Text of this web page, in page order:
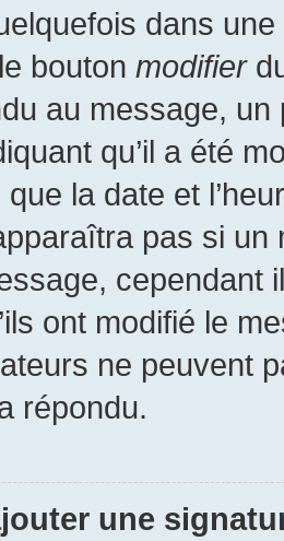
dans
bouton modifier
au message, un
qu’il a été
la date et
pas si
cependant
ont modifié le
ne peuvent
répondu.
une